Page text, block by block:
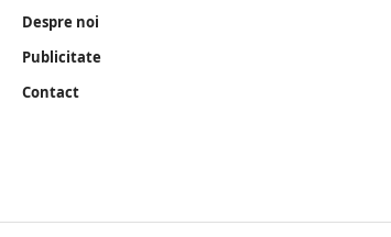
Despre noi
Publicitate
Contact